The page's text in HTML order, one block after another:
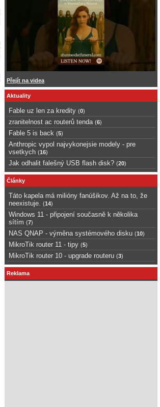
Přejít na videa
Aktuality
Fable uz len za kredity (0)
zranitelnost ac routerů tenda (6)
Fable 5 is back (5)
Anthropic vypol najvykonejsie modely - pre
vsetkych (16)
Jak odhalit falešný USB flash disk? (20)
Články
Táto kapela má milióny fanúšikov. Až na to, že
neexistuje.
(14)
Windows 11 - připojení současně k několika
sítím (7)
NAS QNAP - výměna systémového disku (10)
MikroTik router 11 - tipy (5)
MikroTik router 10 - upgrade routeru (3)
Reklama